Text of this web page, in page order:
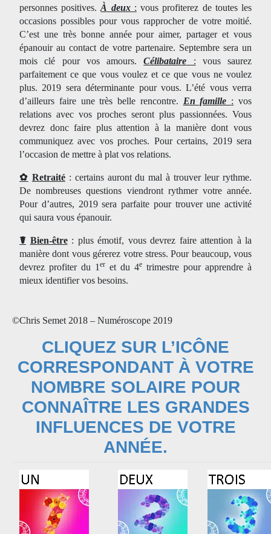
personnes positives. À deux : vous profiterez de toutes les
occasions possibles pour vous rapprocher de votre moitié.
C’est une très bonne année pour aimer, partager et vous
épanouir au contact de votre partenaire. Septembre sera un
mois clé pour vos amours.
Célibataire : vous saurez
parfaitement ce que vous voulez et ce que vous ne voulez
plus. 2019 sera déterminante pour vous. L’été vous verra
d’ailleurs faire une très belle rencontre. En famille : vos
relations avec vos proches seront plus passionnées. Vous
devrez donc faire plus attention à la manière dont vous
communiquez avec vos proches. Pour certains, 2019 sera
l’occasion de mettre à plat vos relations.
✿ Retraité: certains auront du mal à trouver leur rythme.
De nombreuses questions viendront rythmer votre année.
Pour d’autres, 2019 sera parfaite pour trouver une activité
qui saura vous épanouir.
☤ Bien-être: plus émotif, vous devrez faire attention à la
manière dont vous gérerez votre stress. Pour beaucoup, vous
devrez profiter du 1 er et du 4e trimestre pour apprendre à
mieux identifier vos besoins.
©Chris Semet 2018 – Numéroscope 2019
CLIQUEZ SUR L’ICÔNE
CORRESPONDANT À VOTRE
NOMBRE SOLAIRE POUR
CONNAÎTRE LES GRANDES
INFLUENCES DE VOTRE
ANNÉE.